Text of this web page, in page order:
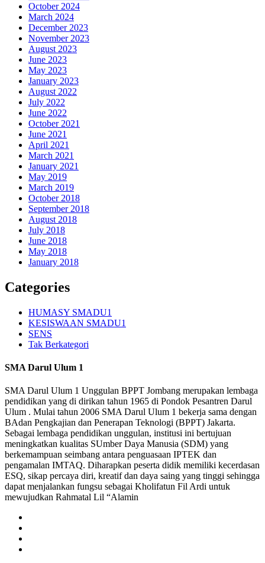
October 2024
March 2024
December 2023
November 2023
August 2023
June 2023
May 2023
January 2023
August 2022
July 2022
June 2022
October 2021
June 2021
April 2021
March 2021
January 2021
May 2019
March 2019
October 2018
September 2018
August 2018
July 2018
June 2018
May 2018
January 2018
Categories
HUMASY SMADU1
KESISWAAN SMADU1
SENS
Tak Berkategori
SMA Darul Ulum 1
SMA Darul Ulum 1 Unggulan BPPT Jombang merupakan lembaga
pendidikan yang di dirikan tahun 1965 di Pondok Pesantren Darul
Ulum . Mulai tahun 2006 SMA Darul Ulum 1 bekerja sama dengan
BAdan Pengkajian dan Penerapan Teknologi (BPPT) Jakarta.
Sebagai lembaga pendidikan unggulan, institusi ini bertujuan
meningkatkan kualitas SUmber Daya Manusia (SDM) yang
berkemampuan seimbang antara penguasaan IPTEK dan
pengamalan IMTAQ. Diharapkan peserta didik memiliki kecerdasan
ESQ, sikap percaya diri, kreatif dan daya saing yang tinggi sehingga
dapat menjalankan fungsu sebagai Kholifatun Fil Ardi untuk
mewujudkan Rahmatal Lil “Alamin